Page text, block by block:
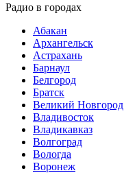
Радио в городах
Абакан
Архангельск
Астрахань
Барнаул
Белгород
Братск
Великий Новгород
Владивосток
Владикавказ
Волгоград
Вологда
Воронеж